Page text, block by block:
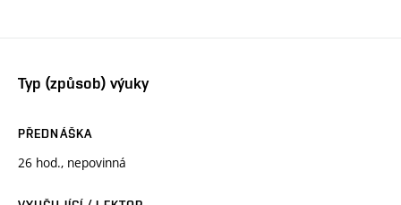
Typ (způsob) výuky
PŘEDNÁŠKA
26 hod., nepovinná